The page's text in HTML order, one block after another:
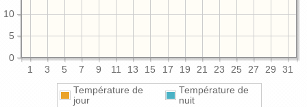
1 3 5 7 9 11 13 15 17 19 21 23 25 27 29 31
0
5
10
Température de
jour
Température de
nuit